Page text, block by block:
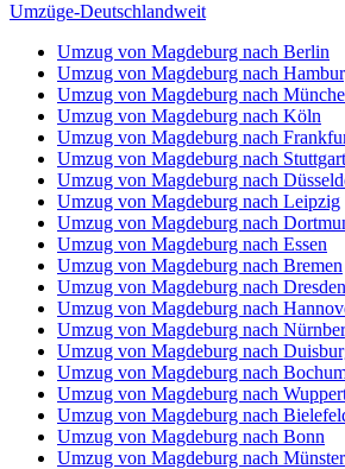
Umzüge-Deutschlandweit
Umzug von Magdeburg nach Berlin
Umzug von Magdeburg nach
Umzug von Magdeburg nach
Umzug von Magdeburg nach Köln
Umzug von Magdeburg nach
Umzug von Magdeburg nach Stuttgart
Umzug von Magdeburg nach
Umzug von Magdeburg nach Leipzig
Umzug von Magdeburg nach
Umzug von Magdeburg nach Essen
Umzug von Magdeburg nach Bremen
Umzug von Magdeburg nach Dresden
Umzug von Magdeburg nach
Umzug von Magdeburg nach
Umzug von Magdeburg nach
Umzug von Magdeburg nach
Umzug von Magdeburg nach
Umzug von Magdeburg nach
Umzug von Magdeburg nach Bonn
Umzug von Magdeburg nach Münster